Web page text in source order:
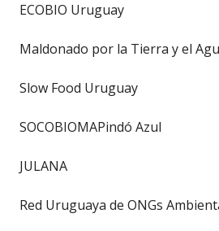
ECOBIO Uruguay
Maldonado por la Tierra y el
Slow Food Uruguay
SOCOBIOMAPindó Azul
JULANA
Red Uruguaya de ONGs